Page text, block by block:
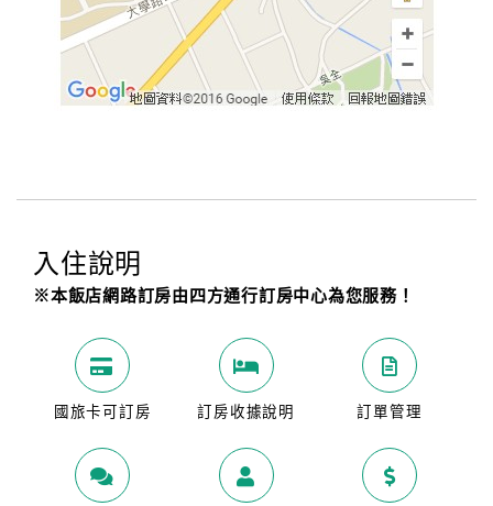
入住說明
※本飯店網路訂房由四方通行訂房中心為您服務！
國旅卡可訂房 訂房收據說明 訂單管理